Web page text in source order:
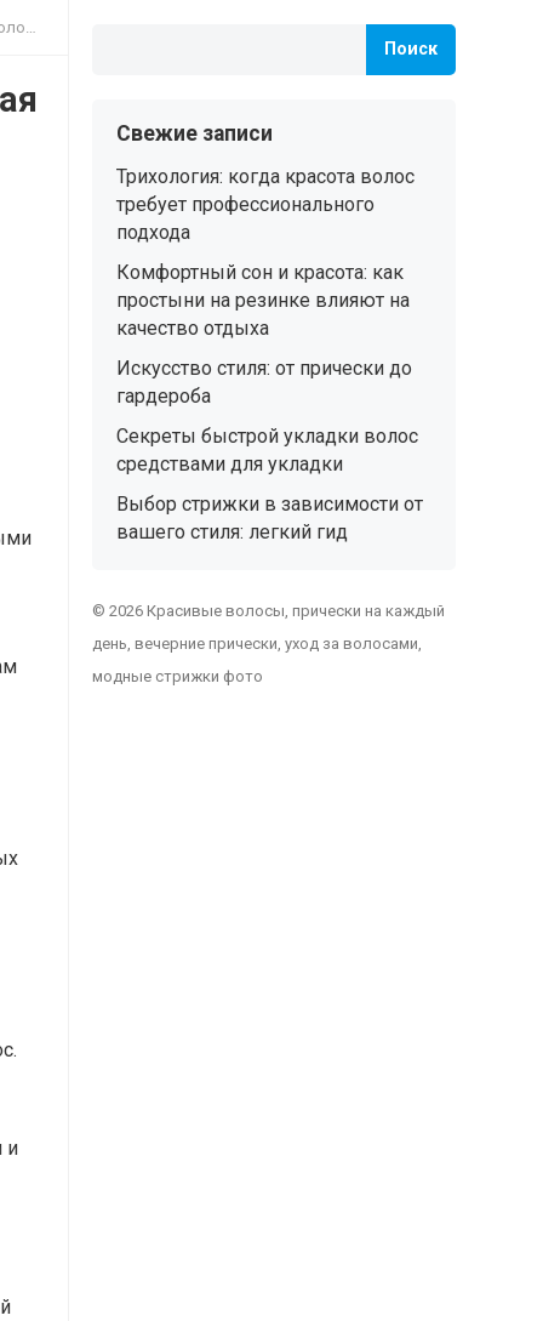
и
Поиск
Свежие записи
Трихология: когда красота волос
требует профессионального
подхода
Комфортный сон и красота: как
простыни на резинке влияют на
качество отдыха
Искусство стиля: от прически до
гардероба
Секреты быстрой укладки волос
средствами для укладки
Выбор стрижки в зависимости от
вашего стиля: легкий гид
© 2026 Красивые волосы, прически на каждый
день, вечерние прически, уход за волосами,
модные стрижки фото